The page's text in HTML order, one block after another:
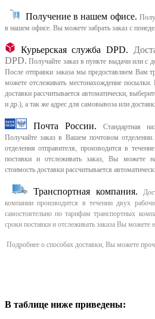
Получение в нашем офисе.
в нашем офисе. Вы можете забрать заказ с
Курьерская служба DPD.
DPD. Получайте заказ в пункте выдачи или с
После отправки заказа мы предоставляем Вам
можете отслеживать местонахождение
доставки рассчитывается автоматически,
и др.), а так же адрес для самовывоза или
Почта России.
Стандартная
Получайте заказ в Вашем почтовом
отделения отправителя, производится в
поставки и отслеживать заказ, Вы можете
стоимость доставки рассчитывается
Транспортная компания.
компании производится в течении двух
самостоятельно по тарифам транспортных
сроки поставки и отслеживать заказа Вы можете
Подробнее о способах доставки, Вы можете
В таблице ниже приведены: